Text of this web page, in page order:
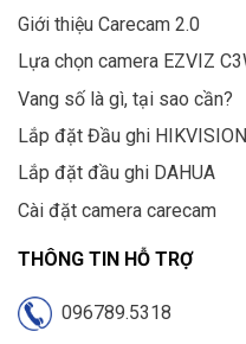
Giới thiệu Carecam 2.0
Lựa chọn camera EZVIZ
Vang số là gì, tại sao cần?
Lắp đặt Đầu ghi HIKVISION
Lắp đặt đầu ghi DAHUA
Cài đặt camera carecam
THÔNG TIN HỖ TRỢ
096789.5318